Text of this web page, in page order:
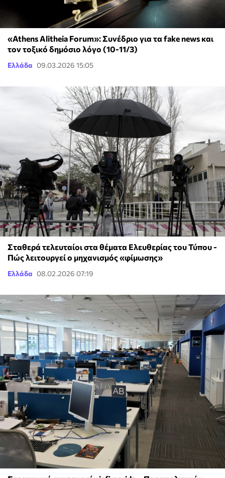
«Athens Alitheia Forum»: Συνέδριο για τα fake news και
τον τοξικό δημόσιο λόγο (10-11/3)
Ελλάδα 09.03.2026 15:05
Σταθερά τελευταίοι στα θέματα Ελευθερίας του Τύπου -
Πώς λειτουργεί ο μηχανισμός «φίμωσης»
Ελλάδα 08.02.2026 07:19